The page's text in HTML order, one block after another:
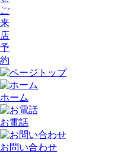
ご
来
店
予
約
ホーム
お電話
お問い合わせ